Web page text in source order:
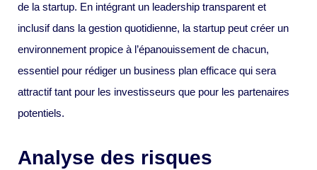
de la startup. En intégrant un leadership transparent et
inclusif dans la gestion quotidienne, la startup peut créer un
environnement propice à l’épanouissement de chacun,
essentiel pour rédiger un business plan efficace qui sera
attractif tant pour les investisseurs que pour les partenaires
potentiels.
Analyse des risques